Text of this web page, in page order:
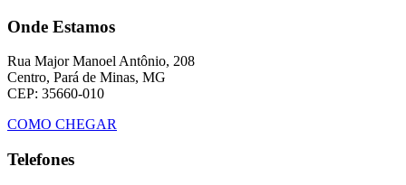
Onde Estamos
Rua Major Manoel Antônio, 208
Centro, Pará de Minas, MG
CEP: 35660-010
COMO CHEGAR
Telefones